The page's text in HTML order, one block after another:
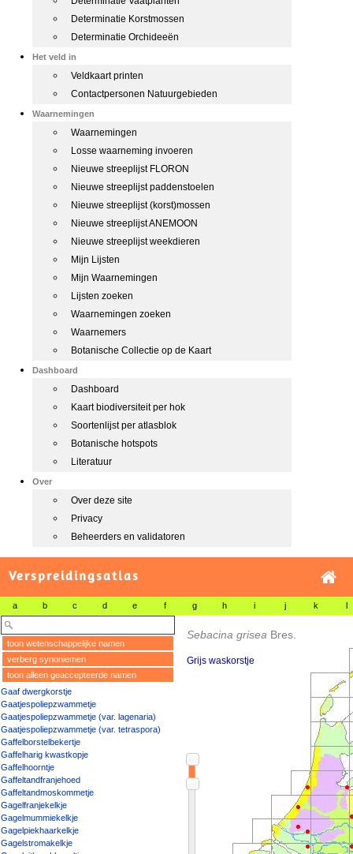
Determinatie Korstmossen
Determinatie Orchideeën
Het veld in
Veldkaart printen
Contactpersonen Natuurgebieden
Waarnemingen
Waarnemingen
Losse waarneming invoeren
Nieuwe streeplijst FLORON
Nieuwe streeplijst paddenstoelen
Nieuwe streeplijst (korst)mossen
Nieuwe streeplijst ANEMOON
Nieuwe streeplijst weekdieren
Mijn Lijsten
Mijn Waarnemingen
Lijsten zoeken
Waarnemingen zoeken
Waarnemers
Botanische Collectie op de Kaart
Dashboard
Dashboard
Kaart biodiversiteit per hok
Soortenlijst per atlasblok
Botanische hotspots
Literatuur
Over
Over deze site
Privacy
Beheerders en validatoren
Verspreidingsatlas
a b c d e f g h i j k l
toon wetenschappelijke namen
verberg synoniemen
toon alleen geaccepteerde namen
Gaaf dwergkorstje
Gaatjespoliepzwammetje
Gaatjespoliepzwammetje (var. lagenaria)
Gaatjespoliepzwammetje (var. tetraspora)
Gaffelborstelbekertje
Gaffelharig kwastkopje
Gaffelhoorntje
Gaffeltandfranjehoed
Gaffeltandmoskommetje
Gagelfranjekelkje
Gagelmummiekelkje
Gagelpiekhaarkelkje
Gagelstromakelkje
Sebacina grisea Bres.
Grijs waskorstje